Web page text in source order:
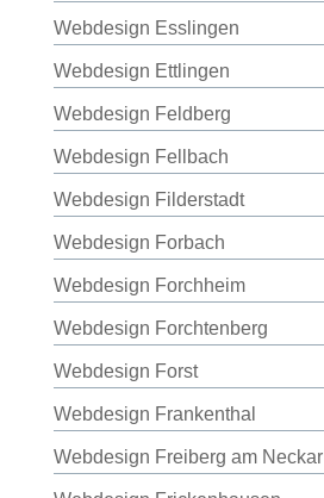
Webdesign Esslingen
Webdesign Ettlingen
Webdesign Feldberg
Webdesign Fellbach
Webdesign Filderstadt
Webdesign Forbach
Webdesign Forchheim
Webdesign Forchtenberg
Webdesign Forst
Webdesign Frankenthal
Webdesign Freiberg am Neckar